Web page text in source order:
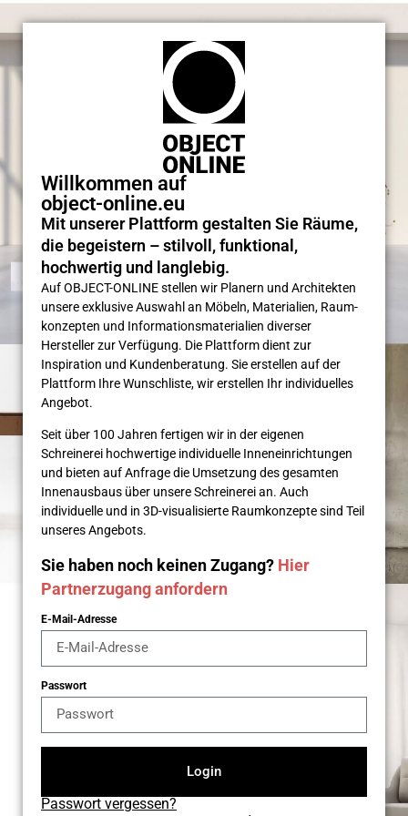
Willkommen auf
object-online.eu
Mit unserer Plattform gestalten Sie Räume,
die begeistern – stilvoll, funktional,
hochwertig und langlebig.
Auf OBJECT-ONLINE stellen wir Planern und Architekten
unsere exklusive Auswahl an Möbeln, Materialien, Raum­
konzepten und Informations­materialien diverser
Hersteller zur Verfügung. Die Plattform dient zur
Inspiration und Kunden­beratung. Sie erstellen auf der
Plattform Ihre Wunsch­liste, wir erstellen Ihr individuelles
Angebot.
Seit über 100 Jahren fertigen wir in der eigenen
Schreinerei hochwertige individuelle Inneneinrichtungen
und bieten auf Anfrage die Umsetzung des gesamten
Innenausbaus über unsere Schreinerei an. Auch
individuelle und in 3D-visualisierte Raumkonzepte sind Teil
unseres Angebots.
Sie haben noch keinen Zugang? Hier
Partnerzugang anfordern
E-Mail-Adresse
Passwort
Login
Passwort vergessen?